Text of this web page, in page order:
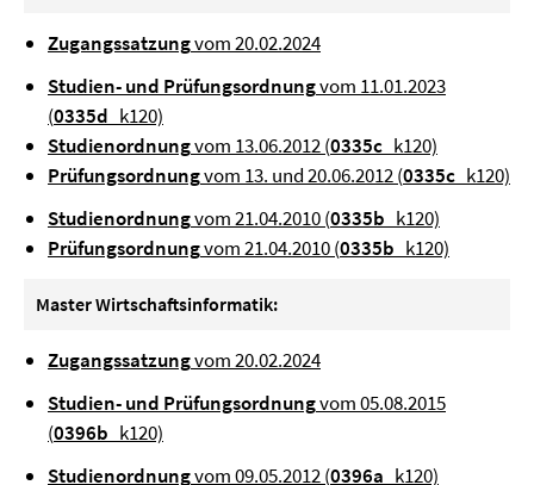
Zugangssatzungvom 20.02.2024
Studien- und Prüfungsordnungvom 11.01.2023
(0335d _k120)
Studienordnungvom 13.06.2012 (0335c _k120)
Prüfungsordnungvom 13. und 20.06.2012 (0335c _k120)
Studienordnungvom 21.04.2010 (0335b _k120)
Prüfungsordnungvom 21.04.2010 (0335b _k120)
Master Wirtschaftsinformatik:
Zugangssatzungvom 20.02.2024
Studien- und Prüfungsordnungvom 05.08.2015
(0396b _k120)
Studienordnungvom 09.05.2012 (0396a _k120)